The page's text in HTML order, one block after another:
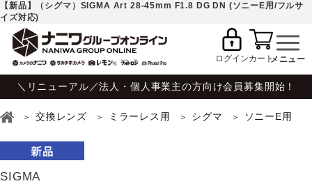
【新品】（シグマ）SIGMA Art 28-45mm F1.8 DG DN (ソニーE用/フルサ
イズ対応)
ログインカート
＼リニューアル／法人・個人事業主の方向け会員募集開始！
交換レンズ ミラーレス用 シグマ ソニーE用
SIGMA